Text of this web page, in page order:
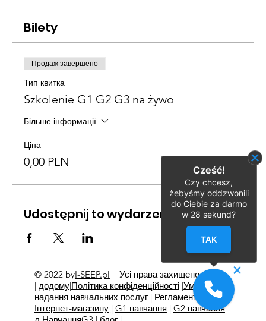
Bilety
Продаж завершено
Тип квитка
Szkolenie G1 G2 G3 na żywo
Більше інформації
Ціна
0,00 PLN
Udostępnij to wydarzenie
© 2022 byI-SEEP.pl
Усі права захищено
| додому|Політика конфіденційності|Умови
надання навчальних послуг| Регламент
Інтернет-магазину | G1 навчання | G2 навчання
Cześć!
Czy chcesz,
żebyśmy oddzwonili
do Ciebie za darmo
w 28 sekund?
TAK